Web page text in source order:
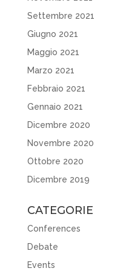
Settembre 2021
Giugno 2021
Maggio 2021
Marzo 2021
Febbraio 2021
Gennaio 2021
Dicembre 2020
Novembre 2020
Ottobre 2020
Dicembre 2019
CATEGORIE
Conferences
Debate
Events